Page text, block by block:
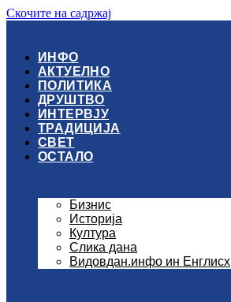
Скочите на садржај
ИНФО
АКТУЕЛНО
ПОЛИТИКА
ДРУШТВО
ИНТЕРВЈУ
ТРАДИЦИЈА
СВЕТ
ОСТАЛО
Бизнис
Историја
Култура
Слика дана
Видовдан.инфо ин Енглисх